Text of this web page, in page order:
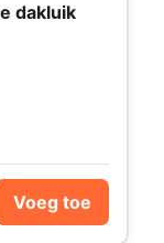
dakluik
Voeg toe